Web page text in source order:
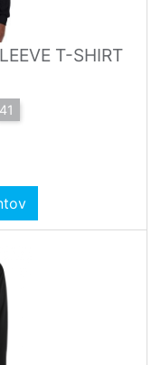
T-SHIRT
41